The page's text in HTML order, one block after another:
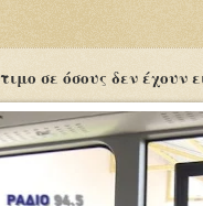
σε όσους δεν έχουν